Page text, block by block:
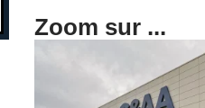
Zoom sur ...